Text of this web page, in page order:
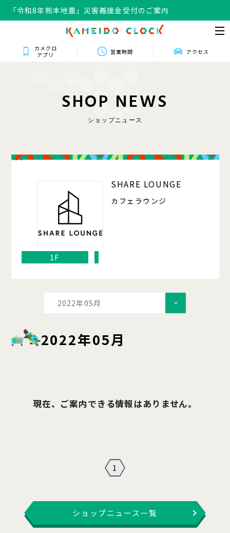
「令和8年熊本地震」災害義援金受付のご案内
カメクロ
アプリ
営業時間 アクセス
SHOP NEWS
ショップニュース
150
SHARE LOUNGE
カフェラウンジ
1F
2022年05月
2022年05月
現在、ご案内できる情報はありません。
1
ショップニュース一覧